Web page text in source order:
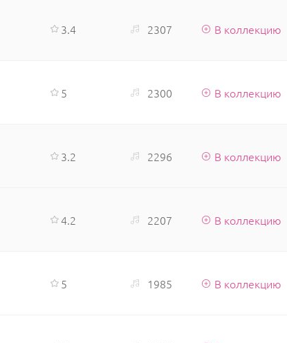
5 1985 В коллекцию
4.2 2207 В коллекцию
3.2 2296 В коллекцию
3.4 2307 В коллекцию
5 2300 В коллекцию